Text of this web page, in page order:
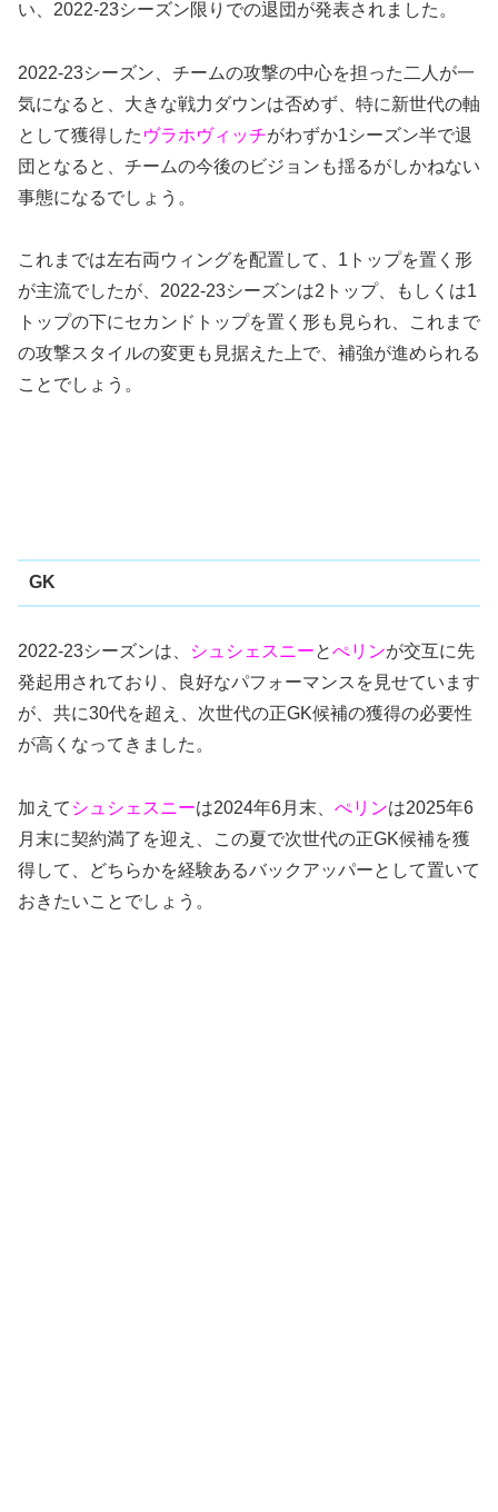
い、2022-23シーズン限りでの退団が発表されました。
2022-23シーズン、チームの攻撃の中心を担った二人が一
気になると、大きな戦力ダウンは否めず、特に新世代の軸
として獲得した ヴラホヴィッチがわずか1シーズン半で退
団となると、チームの今後のビジョンも揺るがしかねない
事態になるでしょう。
これまでは左右両ウィングを配置して、1トップを置く形
が主流でしたが、2022-23シーズンは2トップ、もしくは1
トップの下にセカンドトップを置く形も見られ、これまで
の攻撃スタイルの変更も見据えた上で、補強が進められる
ことでしょう。
GK
2022-23シーズンは、 シュシェスニーとぺリンが交互に先
発起用されており、良好なパフォーマンスを見せています
が、共に30代を超え、次世代の正GK候補の獲得の必要性
が高くなってきました。
加えて シュシェスニーは2024年6月末、 ぺリンは2025年6
月末に契約満了を迎え、この夏で次世代の正GK候補を獲
得して、どちらかを経験あるバックアッパーとして置いて
おきたいことでしょう。